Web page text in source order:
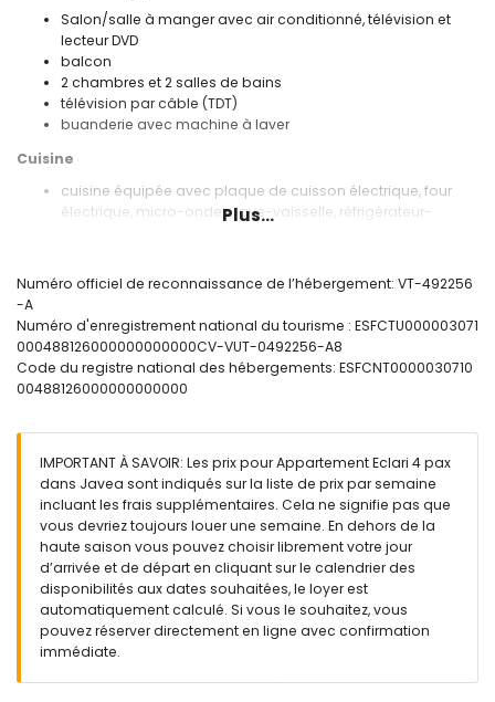
Salon/salle à manger avec air conditionné, télévision et
lecteur DVD
balcon
2 chambres et 2 salles de bains
télévision par câble (TDT)
buanderie avec machine à laver
Cuisine
cuisine équipée avec plaque de cuisson électrique, four
électrique, micro-ondes, lave-vaisselle, réfrigérateur-
Chambres et salles de bains
chambre avec air conditionné, lit double (mesurant 190 par
135 cm), télévision, ventilateur et salle de bains en suite
chambre avec air conditionné, 2 lits simples (mesurant 190
par 90 cm) et ventilateur
Extérieur de l'appartement
grand terrain clôturé
piscine commune en forme de lagon mesurant 12m x 5m et
2m de profondeur
piscine pour enfants
jardin commun avec pelouse et arbres
terrasse
Plus d'informations
ville la plus proche : Javea (à moins de 2 kilomètres de
Plus...
Numéro officiel de reconnaissance de l’hébergement: VT-492256
-A
Numéro d'enregistrement national du tourisme : ESFCTU000003071
000488126000000000000CV-VUT-0492256-A8
Code du registre national des hébergements: ESFCNT0000030710
00488126000000000000
IMPORTANT À SAVOIR: Les prix pour Appartement Eclari 4 pax
dans Javea sont indiqués sur la liste de prix par semaine
incluant les frais supplémentaires. Cela ne signifie pas que
vous devriez toujours louer une semaine. En dehors de la
haute saison vous pouvez choisir librement votre jour
d’arrivée et de départ en cliquant sur le calendrier des
disponibilités aux dates souhaitées, le loyer est
automatiquement calculé. Si vous le souhaitez, vous
pouvez réserver directement en ligne avec confirmation
immédiate.